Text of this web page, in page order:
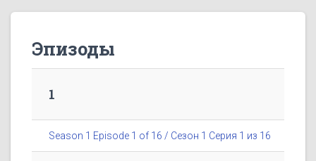
Эпизоды
1
Season 1 Episode 1 of 16 / Сезон 1 Серия 1 из 16